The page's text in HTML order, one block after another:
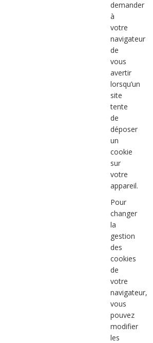
demander
à
votre
navigateur
de
vous
avertir
lorsqu’un
site
tente
de
déposer
un
cookie
sur
votre
appareil.
Pour
changer
la
gestion
des
cookies
de
votre
navigateur,
vous
pouvez
modifier
les